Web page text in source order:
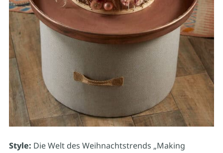
Style: Die Welt des Weihnachtstrends „Making